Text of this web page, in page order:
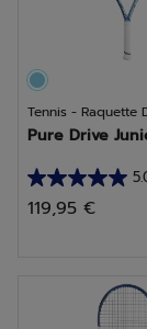
Tennis - Raquette
Pure Drive
5.0
sur
119,95 €